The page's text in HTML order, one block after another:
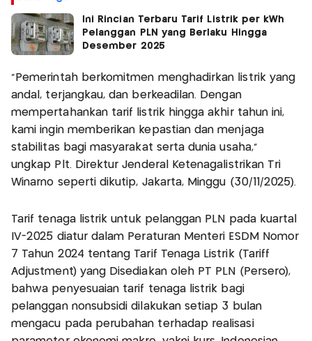
Ini Rincian Terbaru Tarif Listrik per kWh
Pelanggan PLN yang Berlaku Hingga
Desember 2025
"Pemerintah berkomitmen menghadirkan listrik yang
andal, terjangkau, dan berkeadilan. Dengan
mempertahankan tarif listrik hingga akhir tahun ini,
kami ingin memberikan kepastian dan menjaga
stabilitas bagi masyarakat serta dunia usaha,"
ungkap Plt. Direktur Jenderal Ketenagalistrikan Tri
Winarno seperti dikutip, Jakarta, Minggu (30/11/2025).
Tarif tenaga listrik untuk pelanggan PLN pada kuartal
IV-2025 diatur dalam Peraturan Menteri ESDM Nomor
7 Tahun 2024 tentang Tarif Tenaga Listrik (Tariff
Adjustment) yang Disediakan oleh PT PLN (Persero),
bahwa penyesuaian tarif tenaga listrik bagi
pelanggan nonsubsidi dilakukan setiap 3 bulan
mengacu pada perubahan terhadap realisasi